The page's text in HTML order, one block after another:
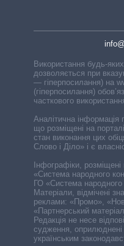
Використання будь-
дозволяється при
— гіперпосилання) на
(гіперпосилання)
часткового
Аналітична інформація
що розміщені на
стан виконання цих
Слово і Діло» і є
Інфографіки,
«Система народного
ГО «Система народного
Матеріали, відмічені
реклами: «Промо»,
«Партнерський
Редакція не несе
судження, оприлюднені
українським